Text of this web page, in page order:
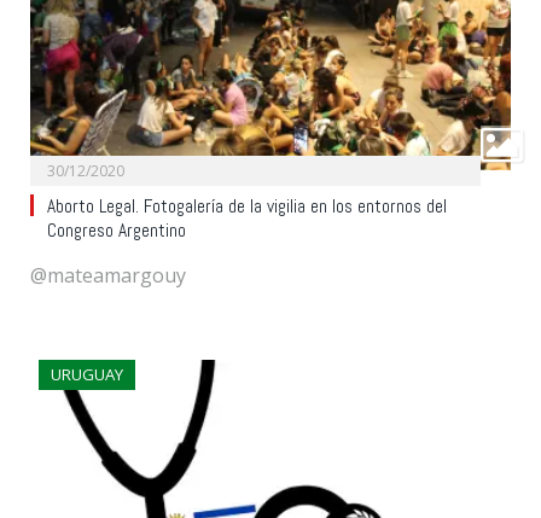
30/12/2020
Aborto Legal. Fotogalería de la vigilia en los entornos del
Congreso Argentino
@mateamargouy
URUGUAY